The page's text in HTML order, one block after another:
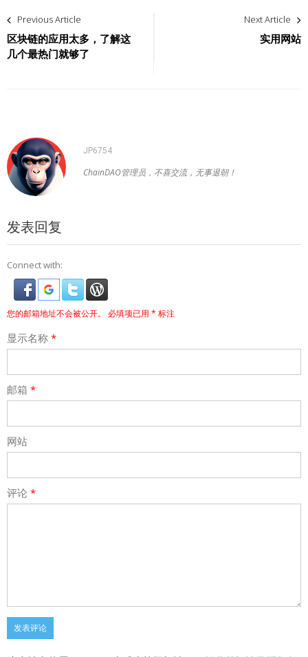
文
章
导
Previous Article
区块链的应用太多，了解这
几个最热门就够了
Next Article
实用网站
JP6754
ChainDAO管理员，不喜交流，无事退朝！
发表回复
Connect with:
您的邮箱地址不会被公开。 必填项已用 * 标注
显示名称 *
邮箱 *
网站
评论 *